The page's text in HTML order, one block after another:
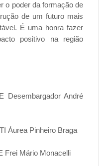
o poder da formação de
de um futuro mais
É uma honra fazer
positivo na região
André
Áurea Pinheiro Braga
Frei Mário Monacelli